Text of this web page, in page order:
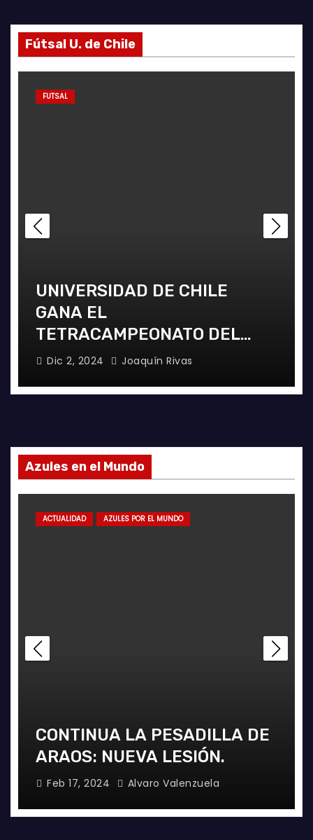
Fútsal U. de Chile
FUTSAL
UNIVERSIDAD DE CHILE
GANA EL
TETRACAMPEONATO DEL
FUTSAL FEMENINO
Dic 2, 2024 Joaquín Rivas
Azules en el Mundo
ACTUALIDAD AZULES POR EL MUNDO
CONTINUA LA PESADILLA DE
ARAOS: NUEVA LESIÓN.
Feb 17, 2024 Alvaro Valenzuela